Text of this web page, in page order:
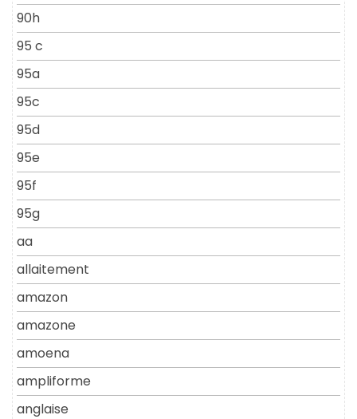
90h
95 c
95a
95c
95d
95e
95f
95g
aa
allaitement
amazon
amazone
amoena
ampliforme
anglaise